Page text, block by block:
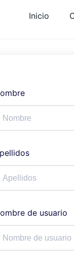
Inicio
de usuario